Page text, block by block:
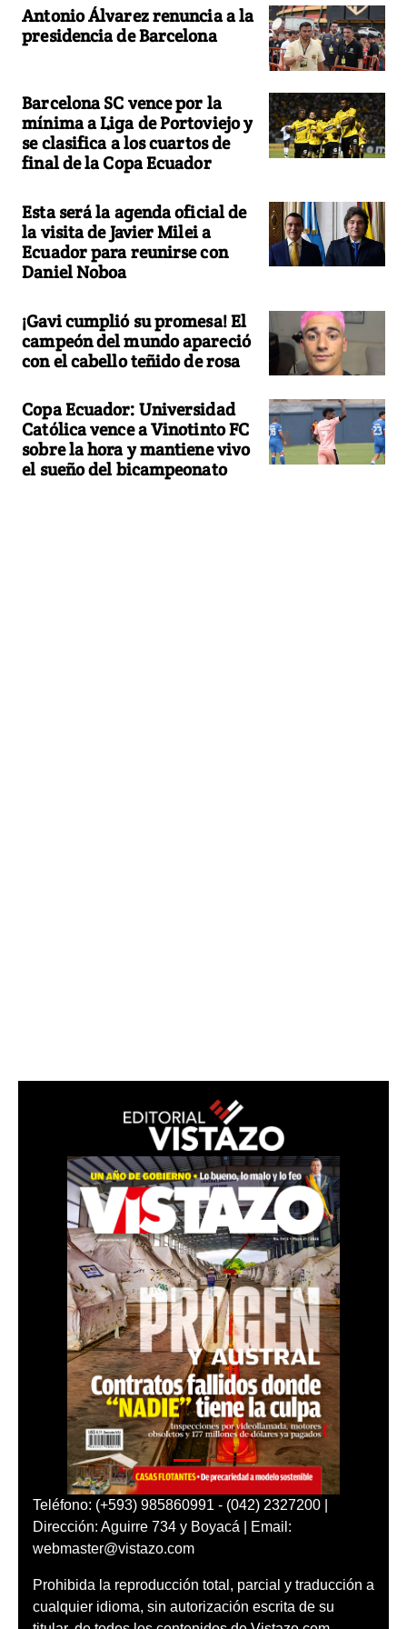
Antonio Álvarez renuncia a la
presidencia de Barcelona
Barcelona SC vence por la
mínima a Liga de Portoviejo y
se clasifica a los cuartos de
final de la Copa Ecuador
Esta será la agenda oficial de
la visita de Javier Milei a
Ecuador para reunirse con
Daniel Noboa
¡Gavi cumplió su promesa! El
campeón del mundo apareció
con el cabello teñido de rosa
Copa Ecuador: Universidad
Católica vence a Vinotinto FC
sobre la hora y mantiene vivo
el sueño del bicampeonato
Teléfono: (+593) 985860991 - (042) 2327200 |
Dirección: Aguirre 734 y Boyacá | Email:
webmaster@vistazo.com
Prohibida la reproducción total, parcial y traducción a
cualquier idioma, sin autorización escrita de su